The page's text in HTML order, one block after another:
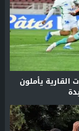
القارية يأملون